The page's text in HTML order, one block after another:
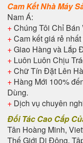
Cam Kết Nhà Máy
Nam Á:
+Chúng Tôi Chỉ Bán
+Cam kết giá rẻ
+Giao Hàng và Lắp
+ Luôn Luôn Chịu
+Chữ Tín Đặt Lên
+ Hàng Mới 100%
Dùng.
+ Dịch vụ chuyên
Đối Tác Cao Cấp
Tân Hoàng Minh,
Thế Giới Di Động,